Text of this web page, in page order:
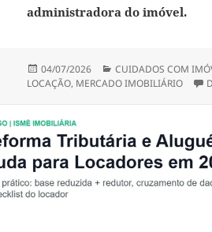
administradora do imóvel.
Publicado
em
04/07/2026 Categorias
CUIDADOS COM
LOCAÇÃO, MERCADO IMOBILIÁRIO